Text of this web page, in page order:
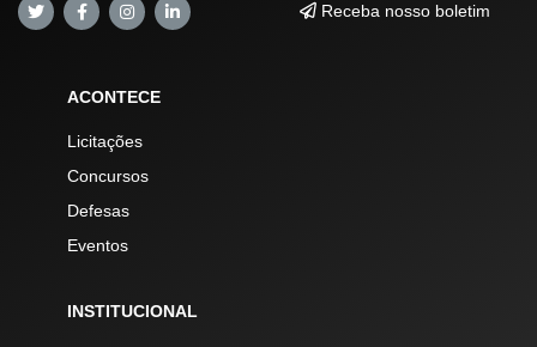
Receba nosso boletim
ACONTECE
Licitações
Concursos
Defesas
Eventos
INSTITUCIONAL